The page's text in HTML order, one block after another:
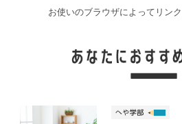
お使いのブラウザによってリン